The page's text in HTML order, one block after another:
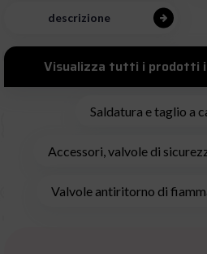
descrizione
Visualizza tutti i prodotti
Saldatura e taglio a
Accessori, valvole di
Valvole antiritorno di